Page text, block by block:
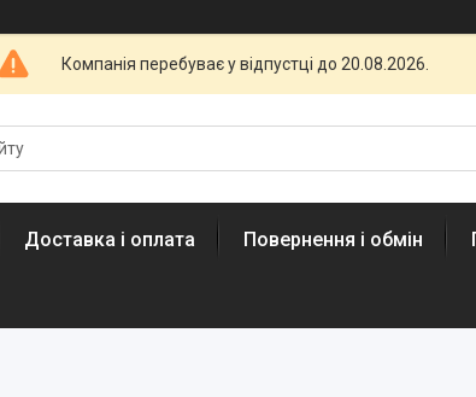
Компанія перебуває у відпустці до 20.08.2026.
Доставка і оплата Повернення і обмін